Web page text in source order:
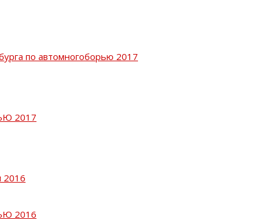
по автомногоборью 2017
2017
2016
2016